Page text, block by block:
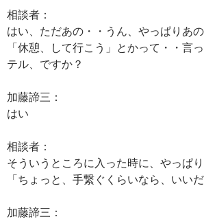
相談者：
はい、ただあの・・うん、やっぱりあの
「休憩、して行こう」とかって・・言
テル、ですか？
加藤諦三：
はい
相談者：
そういうところに入った時に、やっぱり
「ちょっと、手繋ぐくらいなら、いいだ
加藤諦三：